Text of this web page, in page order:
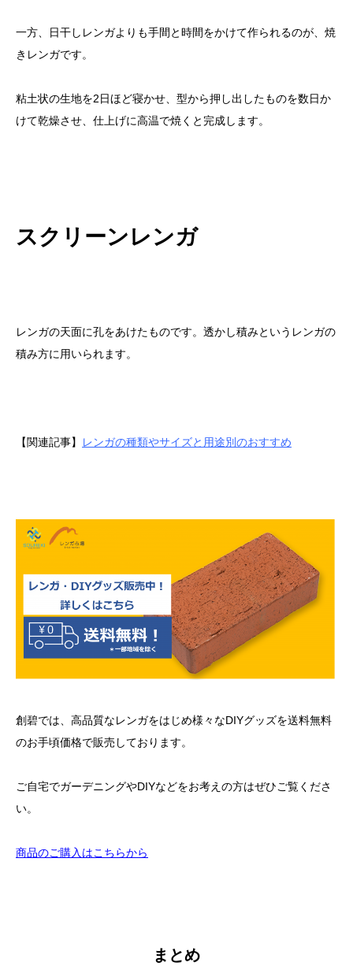
一方、日干しレンガよりも手間と時間をかけて作られるのが、焼
きレンガです。
粘土状の生地を2日ほど寝かせ、型から押し出したものを数日か
けて乾燥させ、仕上げに高温で焼くと完成します。
スクリーンレンガ
レンガの天面に孔をあけたものです。透かし積みというレンガの
積み方に用いられます。
【関連記事】 レンガの種類やサイズと用途別のおすすめ
創碧では、高品質なレンガをはじめ様々なDIYグッズを送料無料
のお手頃価格で販売しております。
ご自宅でガーデニングやDIYなどをお考えの方はぜひご覧くださ
い。
商品のご購入はこちらから
まとめ